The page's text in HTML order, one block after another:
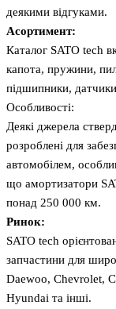
деякими відгуками.
Асортимент:
Каталог SATO tech
капота, пружини,
підшипники,
Особливості:
Деякі джерела
розроблені для
автомобілем,
що амортизатори
понад 250 000 км.
Ринок:
SATO tech
запчастини для
Daewoo, Chevrolet,
Hyundai та інші.